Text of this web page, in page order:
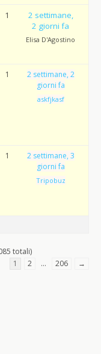
1
2 settimane,
2 giorni fa
Elisa D'Agostino
1
2 settimane, 2
giorni fa
askfjkasf
1
2 settimane, 3
giorni fa
Tripobuz
totali)
1
2 … 206 →